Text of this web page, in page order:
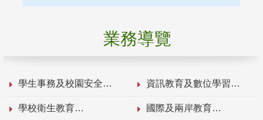
業務導覽
學生事務及校園安全 資訊教育及數位學習
學校衛生教育 國際及兩岸教育